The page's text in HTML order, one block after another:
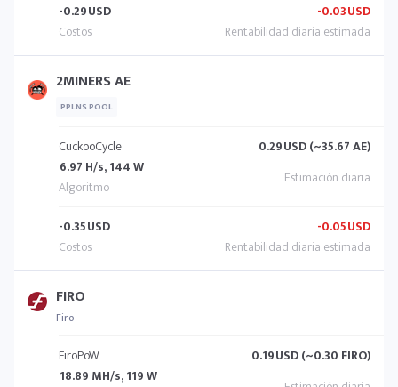
-0.29USD -0.03USD
2MINERS AE
PPLNS POOL
CuckooCycle
6.97 H/s, 144 W
0.29USD (~35.67 AE)
-0.35USD -0.05USD
FIRO
Firo
FiroPoW
18.89 MH/s, 119 W
0.19USD (~0.30 FIRO)